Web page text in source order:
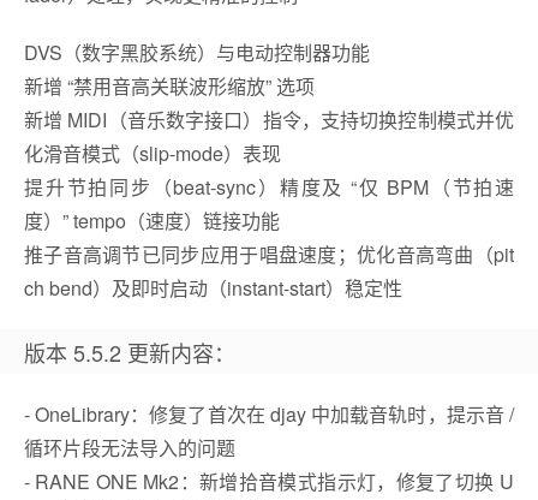
DVS（数字黑胶系统）与电动控制器功能
新增 “禁用音高关联波形缩放” 选项
新增 MIDI（音乐数字接口）指令，支持切换控制模式并优
化滑音模式（slip-mode）表现
提升节拍同步（beat-sync）精度及 “仅 BPM（节拍速
度）” tempo（速度）链接功能
推子音高调节已同步应用于唱盘速度；优化音高弯曲（pit
ch bend）及即时启动（instant-start）稳定性
版本 5.5.2 更新内容：
- OneLibrary：修复了首次在 djay 中加载音轨时，提示音 /
循环片段无法导入的问题
- RANE ONE Mk2：新增拾音模式指示灯，修复了切换 U